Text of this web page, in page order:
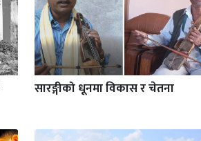
सारङ्गीको धूनमा विकास र चेतना